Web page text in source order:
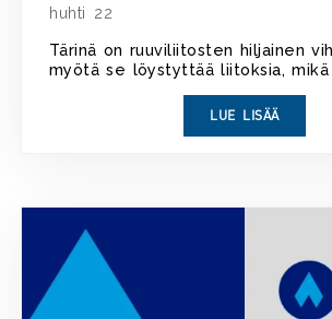
huhti 22
Tärinä on ruuviliitosten hiljainen
myötä se löystyttää liitoksia, mikä
LUE LISÄÄ